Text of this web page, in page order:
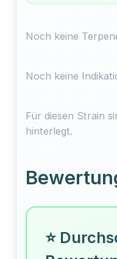
Noch keine
Noch keine
Für diesen Strain
hinterlegt.
⭐